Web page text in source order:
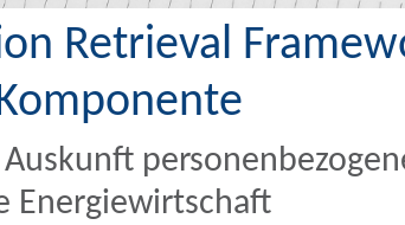
Retrieval
Auskunft
Energiewirtschaft